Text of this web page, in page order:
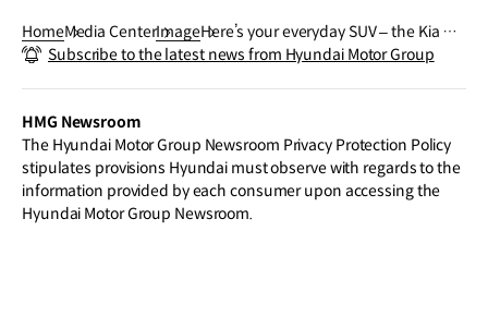
HomeMedia CenterImageHere’s your everyday SUV – the Kia Sor
ento
Subscribe to the latest news from Hyundai Motor Group
HMG Newsroom
The Hyundai Motor Group Newsroom Privacy Protection Policy
stipulates provisions Hyundai must observe with regards to the
information provided by each consumer upon accessing the
Hyundai Motor Group Newsroom.